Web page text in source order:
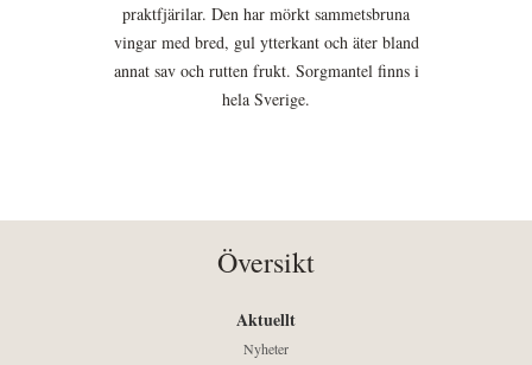
praktfjärilar. Den har mörkt sammetsbruna
vingar med bred, gul ytterkant och äter bland
annat sav och rutten frukt. Sorgmantel finns i
hela Sverige.
Översikt
Aktuellt
Nyheter